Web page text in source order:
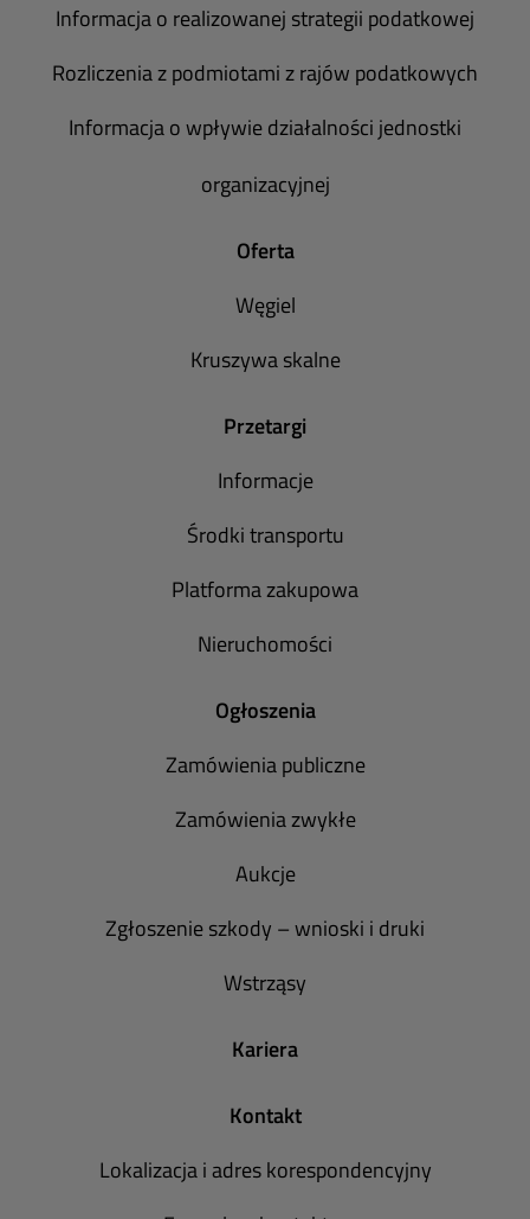
Informacja o realizowanej strategii podatkowej
Rozliczenia z podmiotami z rajów podatkowych
Informacja o wpływie działalności jednostki
organizacyjnej
Oferta
Węgiel
Kruszywa skalne
Przetargi
Informacje
Środki transportu
Platforma zakupowa
Nieruchomości
Ogłoszenia
Zamówienia publiczne
Zamówienia zwykłe
Aukcje
Zgłoszenie szkody – wnioski i druki
Wstrząsy
Kariera
Kontakt
Lokalizacja i adres korespondencyjny